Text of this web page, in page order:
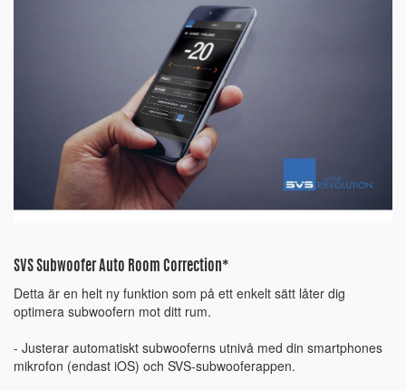
SVS Subwoofer Auto Room Correction*
Detta är en helt ny funktion som på ett enkelt sätt låter dig
optimera subwoofern mot ditt rum.
- Justerar automatiskt subwooferns utnivå med din smartphones
mikrofon (endast iOS) och SVS-subwooferappen.